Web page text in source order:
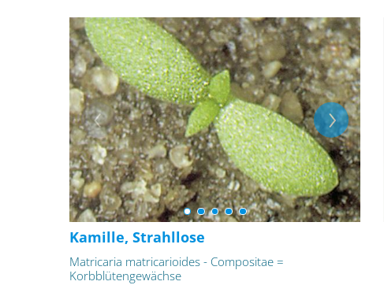
Kamille, Strahllose
Matricaria matricarioides - Compositae =
Korbblütengewächse